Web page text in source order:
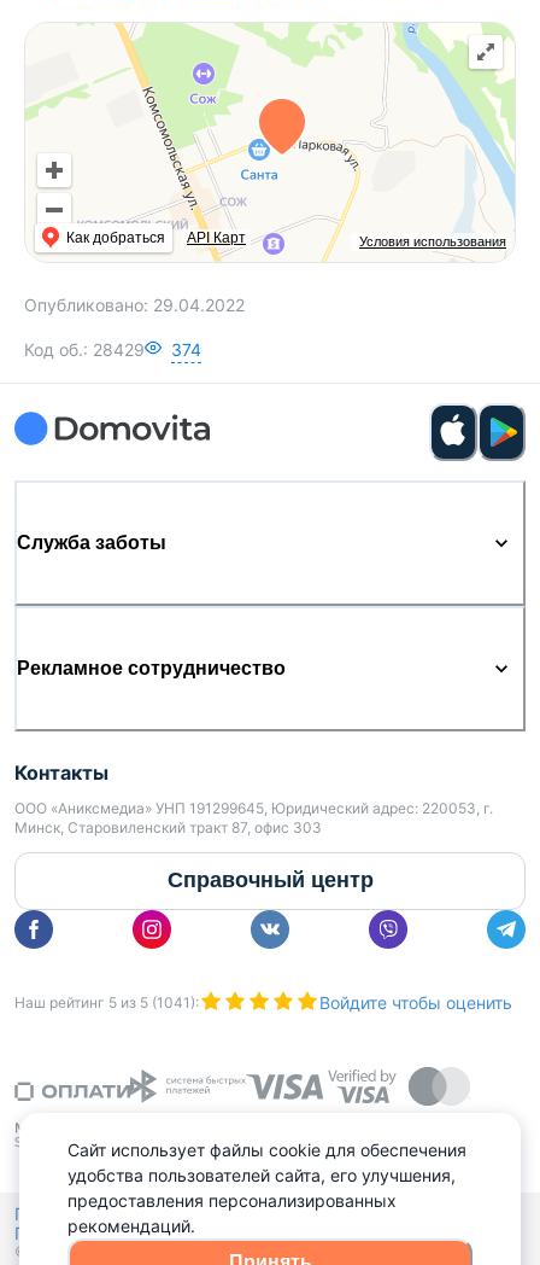
Условия использования
Как добраться API Карт
Опубликовано: 29.04.2022
Код об.: 28429 374
Служба заботы
Рекламное сотрудничество
Контакты
ООО «Аниксмедиа» УНП 191299645, Юридический адрес: 220053, г.
Минск, Старовиленский тракт 87, офис 303
Справочный центр
Наш рейтинг 5 из 5 (1041 ): Войдите чтобы оценить
Политика конфиденциальности,
Политика обработки файлов куки
© 2015 - 2026, Domovita.by. Копирование материалов допускается
Сайт использует файлы cookie для обеспечения
удобства пользователей сайта, его улучшения,
предоставления персонализированных
рекомендаций.